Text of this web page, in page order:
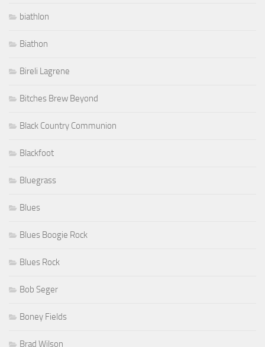
biathlon
Biathon
Bireli Lagrene
Bitches Brew Beyond
Black Country Communion
Blackfoot
Bluegrass
Blues
Blues Boogie Rock
Blues Rock
Bob Seger
Boney Fields
Brad Wilson